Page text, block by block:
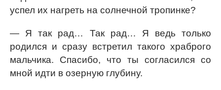
успел их нагреть на солнечной тропинке?
— Я так рад… Так рад… Я ведь только
родился и сразу встретил такого храброго
мальчика. Спасибо, что ты согласился со
мной идти в озерную глубину.